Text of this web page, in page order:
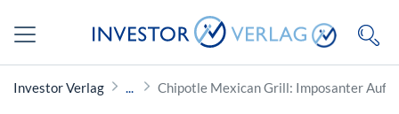
Investor Verlag Chipotle Mexican Grill: Imposanter